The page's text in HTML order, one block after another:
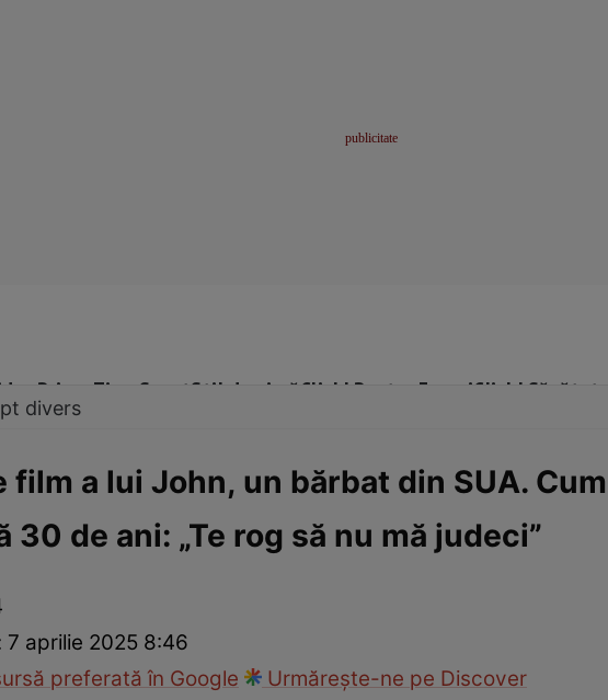
Prime Time SportStil de viațăClick! Pentru FemeiClick! Sănătate
TehnologieNaționalSport
divers
film a lui John, un bărbat din SUA.
30 de ani: „Te rog să nu mă judeci”
7 aprilie 2025 8:46
preferată în Google
Urmărește-ne pe Discover